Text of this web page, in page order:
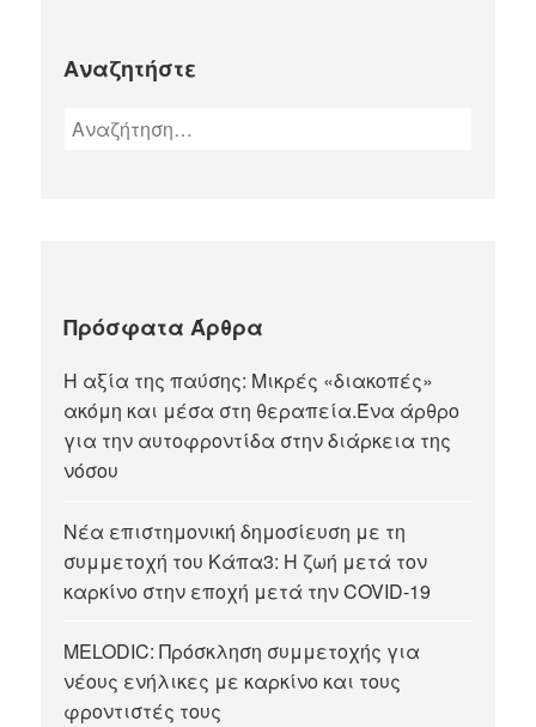
Αναζητήστε
Πρόσφατα Άρθρα
Η αξία της παύσης: Μικρές «διακοπές»
ακόμη και μέσα στη θεραπεία.Ένα άρθρο
για την αυτοφροντίδα στην διάρκεια της
νόσου
Νέα επιστημονική δημοσίευση με τη
συμμετοχή του Κάπα3: Η ζωή μετά τον
καρκίνο στην εποχή μετά την COVID-19
MELODIC: Πρόσκληση συμμετοχής για
νέους ενήλικες με καρκίνο και τους
φροντιστές τους